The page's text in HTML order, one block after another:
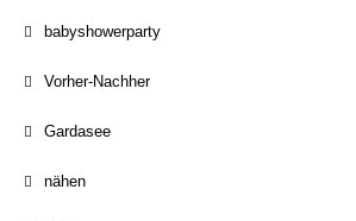
babyshowerparty
Vorher-Nachher
Gardasee
nähen